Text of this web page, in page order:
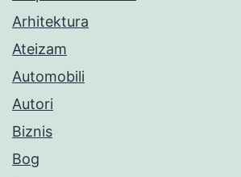
Arhitektura
Ateizam
Automobili
Autori
Biznis
Bog